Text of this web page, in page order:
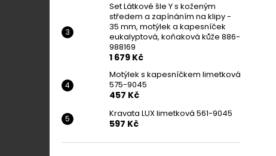
Set Látkové šle Y s koženým
středem a zapínáním na klipy -
35 mm, motýlek a kapesníček
eukalyptová, koňaková kůže 886-
988169
1 679 Kč
Motýlek s kapesníčkem limetková
575-9045
457 Kč
Kravata LUX limetková 561-9045
597 Kč